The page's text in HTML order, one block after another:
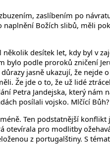
zaslíbením po
naplnění Božích slibů, měli
desítek let, kdy byl v
bylo podle proroků zničení
jasně ukazují, že nejde
Že jde o to, že už lidé
Petra Jandejska, který nám
posílali vojsko. Mlčící
Ten podstatnější konflikt
otevírala pro modlitby
z portugalštiny. S